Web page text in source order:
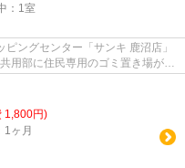
： 1室
ングセンター「サンキ 鹿沼店」
用部に住民専用のゴミ置き場があ
1,800円)
1ヶ月